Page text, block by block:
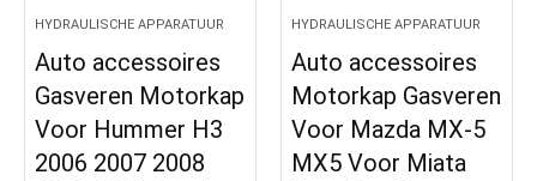
HYDRAULISCHE APPARATUUR
Auto accessoires
Gasveren Motorkap
Voor Hummer H3
2006 2007 2008
HYDRAULISCHE APPARATUUR
Auto accessoires
Motorkap Gasveren
Voor Mazda MX-5
MX5 Voor Miata